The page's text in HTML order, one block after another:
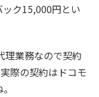
ク15,000円とい
理業務なので契約
際の契約はドコモ